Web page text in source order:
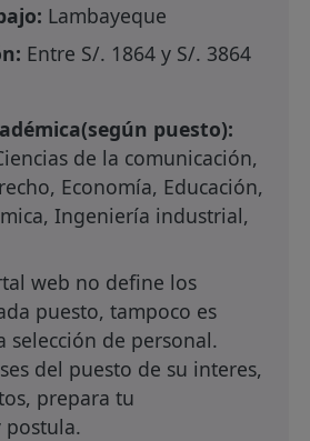
Lambayeque
Entre S/. 1864 y S/. 3864
puesto):
de la comunicación,
Economía, Educación,
Ingeniería industrial,
web no define los
puesto, tampoco es
selección de personal.
del puesto de su interes,
prepara tu
postula.